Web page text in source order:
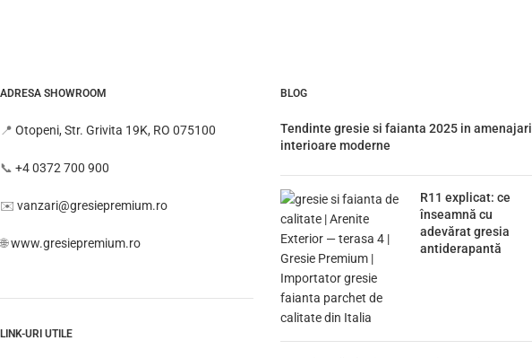
ADRESA SHOWROOM
📍 Otopeni, Str. Grivita 19K, RO 075100
📞 +4 0372 700 900
✉️ vanzari@gresiepremium.ro
🌐www.gresiepremium.ro
LINK-URI UTILE
BLOG
Tendinte gresie si faianta 2025 in amenajari
interioare moderne
R11 explicat: ce
înseamnă cu
adevărat gresia
antiderapantă